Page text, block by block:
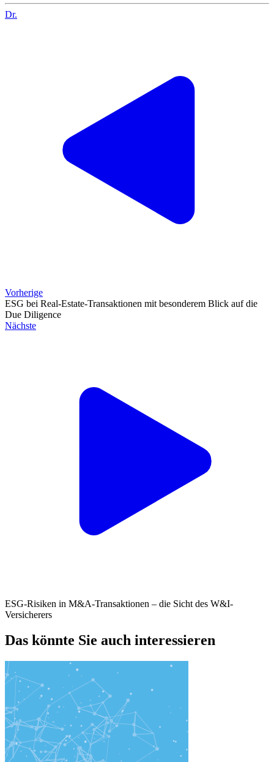
Dr.
Vorherige
ESG bei Real-Estate-Transaktionen mit besonderem Blick auf die
Due Diligence
Nächste
ESG-Risiken in M&A-Transaktionen – die Sicht des W&I-
Versicherers
Das könnte Sie auch interessieren